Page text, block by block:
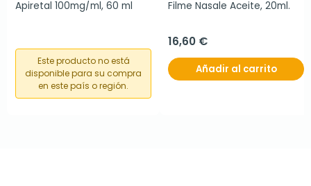
Apiretal 100mg/ml, 60 ml
Este producto no está
disponible para su compra
en este país o región.
Filme Nasale Aceite, 20ml.
16,60 €
Añadir al carrito